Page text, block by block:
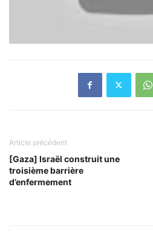
Article précédent
[Gaza] Israël construit une
troisième barrière
d’enfermement